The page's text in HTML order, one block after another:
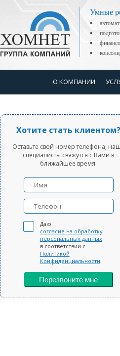
Умные
О КОМПАНИИ
Хотите стать клиентом?
Оставьте свой номер телефона,
специалисты свяжутся с Вами в
ближайшее время.
Даю
согласие на обработку
персональных данных
в соответствии с
Политикой
Конфиденциальности
Перезвоните мне